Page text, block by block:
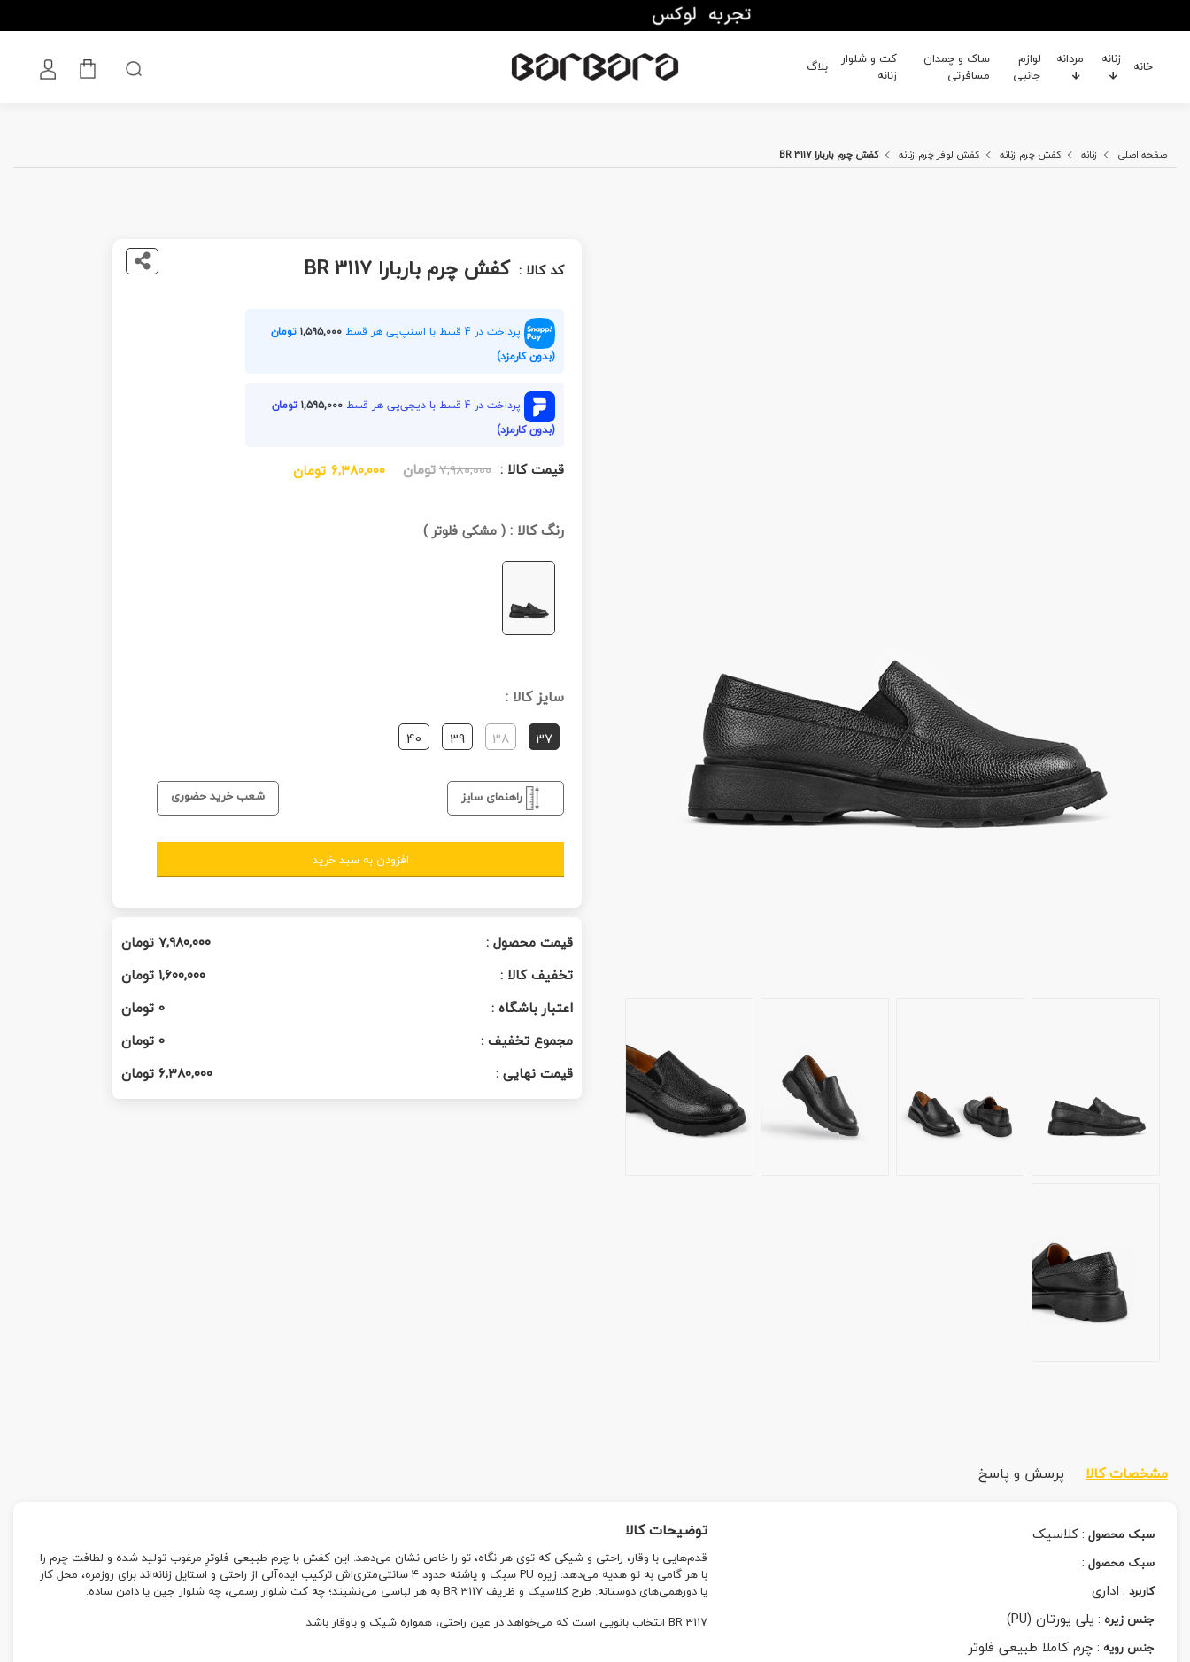
خانه زنانه مردانه
لوازم
جانبی
ساک و چمدان
مسافرتی
کت و شلوار
زنانه
بلاگ
صفحه اصلی زنانه کفش چرم زنانه کفش لوفر چرم زنانه کفش چرم باربارا BR 3117
کد کالا : کفش چرم باربارا BR 3117
پرداخت در 4 قسط با اسنپ‌پی هر قسط ۱,۵۹۵,۰۰۰تومان
(بدون کارمزد)
پرداخت در 4 قسط با دیجی‌پی هر قسط ۱,۵۹۵,۰۰۰تومان
(بدون کارمزد)
قیمت کالا : ۷,۹۸۰,۰۰۰تومان ۶,۳۸۰,۰۰۰ تومان
رنگ کالا :(مشکی فلوتر )
سایز کالا :
37
38
39
40
راهنمای سایز شعب خرید حضوری
افزودن به سبد خرید
قیمت محصول : ۷,۹۸۰,۰۰۰تومان
تخفیف کالا :
۱,۶۰۰,۰۰۰ تومان
اعتبار باشگاه :
0تومان
مجموع تخفیف :
0تومان
قیمت نهایی :
۶,۳۸۰,۰۰۰تومان
مشخصات کالا پرسش و پاسخ
سبک محصول :کلاسیک
سبک محصول :
کاربرد :اداری
جنس زیره :پلی یورتان (PU)
جنس رویه :چرم کاملا طبیعی فلوتر
توضیحات کالا
قدم‌هایی با وقار، راحتی و شیکی که توی هر نگاه، تو را خاص نشان می‌دهد. این کفش با چرم طبیعی فلوترِ مرغوب تولید شده و لطافت چرم را
با هر گامی به تو هدیه می‌دهد. زیره PU سبک و پاشنه حدود ۴ سانتی‌متری‌اش ترکیب ایده‌آلی از راحتی و استایل زنانه‌اند برای روزمره، محل کار
یا دورهمی‌های دوستانه. طرح کلاسیک و ظریف BR 3117 به هر لباسی می‌نشیند؛ چه کت‌ شلوار رسمی، چه شلوار جین یا دامن ساده.
BR 3117 انتخاب بانویی است که می‌خواهد در عین راحتی، همواره شیک و باوقار باشد.